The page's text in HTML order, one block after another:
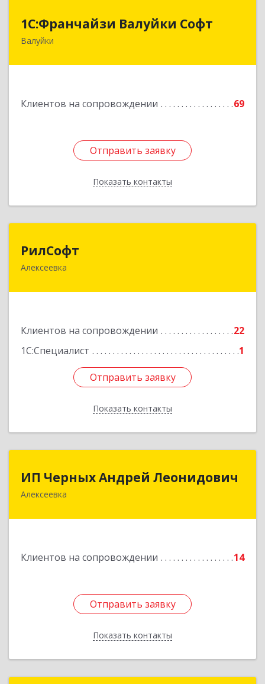
1С:Франчайзи Валуйки Софт
Валуйки
Клиентов на сопровождении 69
Отправить заявку
Показать контакты
1С:Франчайзи Валуйки Софт
309996, Белгородская обл, Валуйки г, Горького,
Отправить заявку
Назад
РилСофт
Алексеевка
Клиентов на сопровождении
22
1С:Специалист
1
Отправить заявку
Показать контакты
309850, Белгородская обл, Алексеевский р-н,
Отправить заявку
Назад
ИП Черных Андрей Леонидович
Алексеевка
Клиентов на сопровождении 14
Отправить заявку
Показать контакты
ИП Черных Андрей Леонидович
309850, Белгородская обл, Алексеевский р-н,
Отправить заявку
Назад